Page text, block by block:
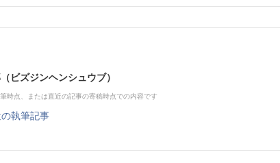
ビズジンヘンシュウブ）
時点、または直近の記事の寄稿時点での内容です
執筆記事